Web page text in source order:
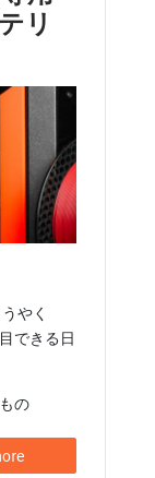
リ
やく
できる日
の